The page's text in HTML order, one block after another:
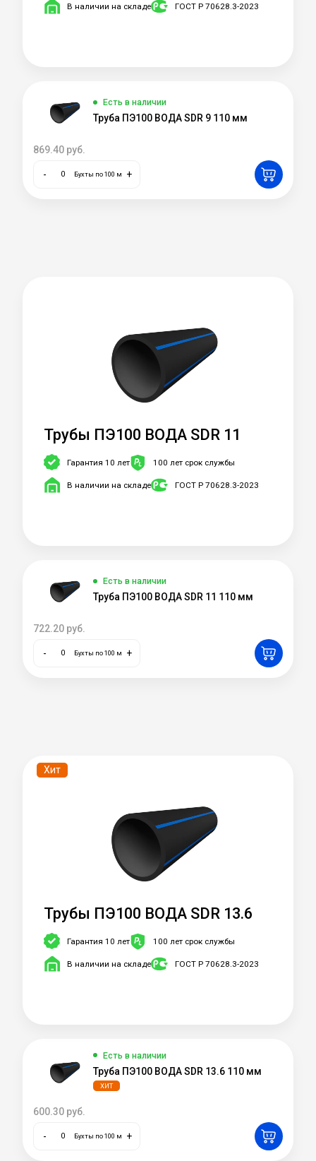
В наличии на складе ГОСТ Р 70628.3-2023
Есть в наличии
Труба ПЭ100 ВОДА SDR 9 110 мм
869.40 руб.
- Бухты по 100 м +
Трубы ПЭ100 ВОДА SDR 11
Гарантия 10 лет 100 лет срок службы
В наличии на складе ГОСТ Р 70628.3-2023
Есть в наличии
Труба ПЭ100 ВОДА SDR 11 110 мм
722.20 руб.
- Бухты по 100 м +
Хит
Трубы ПЭ100 ВОДА SDR 13.6
Гарантия 10 лет 100 лет срок службы
В наличии на складе ГОСТ Р 70628.3-2023
Есть в наличии
Труба ПЭ100 ВОДА SDR 13.6 110 мм
ХИТ
600.30 руб.
- Бухты по 100 м +